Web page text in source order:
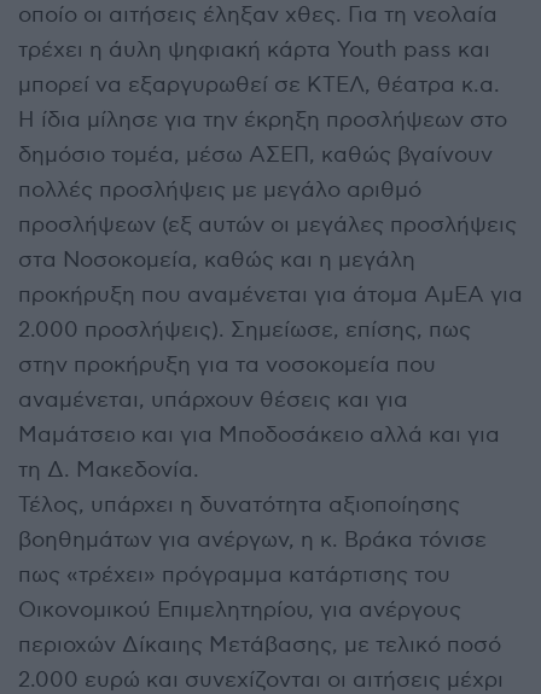
οποίο οι αιτήσεις έληξαν χθες. Για τη νεολαία
τρέχει η άυλη ψηφιακή κάρτα Youth pass και
μπορεί να εξαργυρωθεί σε ΚΤΕΛ, θέατρα κ.α.
Η ίδια μίλησε για την έκρηξη προσλήψεων στο
δημόσιο τομέα, μέσω ΑΣΕΠ, καθώς βγαίνουν
πολλές προσλήψεις με μεγάλο αριθμό
προσλήψεων (εξ αυτών οι μεγάλες προσλήψεις
στα Νοσοκομεία, καθώς και η μεγάλη
προκήρυξη που αναμένεται για άτομα ΑμΕΑ για
2.000 προσλήψεις). Σημείωσε, επίσης, πως
στην προκήρυξη για τα νοσοκομεία που
αναμένεται, υπάρχουν θέσεις και για
Μαμάτσειο και για Μποδοσάκειο αλλά και για
τη Δ. Μακεδονία.
Τέλος, υπάρχει η δυνατότητα αξιοποίησης
βοηθημάτων για ανέργων, η κ. Βράκα τόνισε
πως «τρέχει» πρόγραμμα κατάρτισης του
Οικονομικού Επιμελητηρίου, για ανέργους
περιοχών Δίκαιης Μετάβασης, με τελικό ποσό
2.000 ευρώ και συνεχίζονται οι αιτήσεις μέχρι